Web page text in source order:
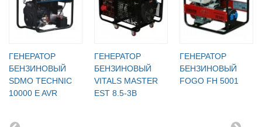
ГЕНЕРАТОР
БЕНЗИНОВЫЙ
SDMO TECHNIC
10000 E AVR
ГЕНЕРАТОР
БЕНЗИНОВЫЙ
VITALS MASTER
EST 8.5-3B
ГЕНЕРАТОР
БЕНЗИНОВЫЙ
FOGO FH 5001